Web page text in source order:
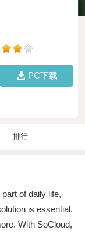
PC下载
排行
of daily life,
is essential.
With SoCloud,